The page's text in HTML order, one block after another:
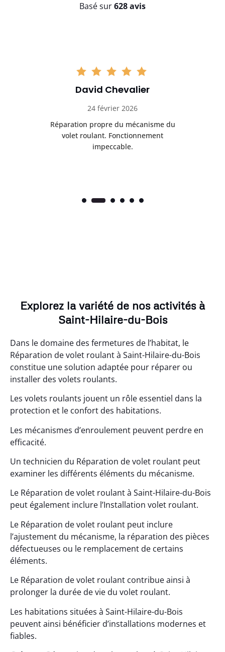
Basé sur628 avis
David Chevalier
24 février 2026
Réparation propre du mécanisme du
volet roulant. Fonctionnement
impeccable.
Explorez la variété de nos activités à
Saint-Hilaire-du-Bois
Dans le domaine des fermetures de l’habitat, le
Réparation de volet roulant à Saint-Hilaire-du-Bois
constitue une solution adaptée pour réparer ou
installer des volets roulants.
Les volets roulants jouent un rôle essentiel dans la
protection et le confort des habitations.
Les mécanismes d’enroulement peuvent perdre en
efficacité.
Un technicien du Réparation de volet roulant peut
examiner les différents éléments du mécanisme.
Le Réparation de volet roulant à Saint-Hilaire-du-Bois
peut également inclure l’Installation volet roulant.
Le Réparation de volet roulant peut inclure
l’ajustement du mécanisme, la réparation des pièces
défectueuses ou le remplacement de certains
éléments.
Le Réparation de volet roulant contribue ainsi à
prolonger la durée de vie du volet roulant.
Les habitations situées à Saint-Hilaire-du-Bois
peuvent ainsi bénéficier d’installations modernes et
fiables.